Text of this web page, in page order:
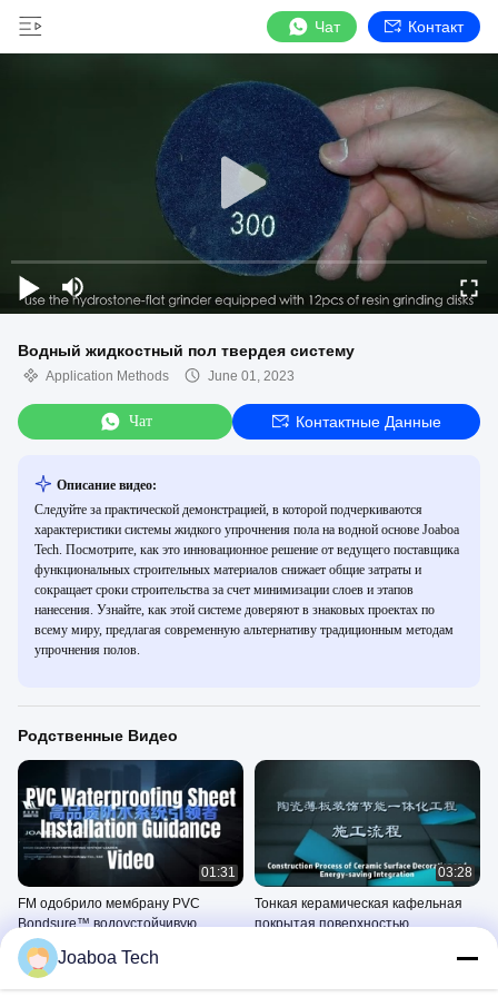
Чат Контакт
Водный жидкостный пол твердея систему
Application Methods June 01, 2023
Чат Контактные Данные
Описание видео:
Следуйте за практической демонстрацией, в которой подчеркиваются
характеристики системы жидкого упрочнения пола на водной основе Joaboa
Tech. Посмотрите, как это инновационное решение от ведущего поставщика
функциональных строительных материалов снижает общие затраты и
сокращает сроки строительства за счет минимизации слоев и этапов
нанесения. Узнайте, как этой системе доверяют в знаковых проектах по
всему миру, предлагая современную альтернативу традиционным методам
упрочнения полов.
Родственные Видео
01:31
FM одобрило мембрану PVC
Bondsure™ водоустойчивую
Application Methods
June 01, 2023
03:28
Тонкая керамическая кафельная
покрытая поверхностью
Joaboa Tech